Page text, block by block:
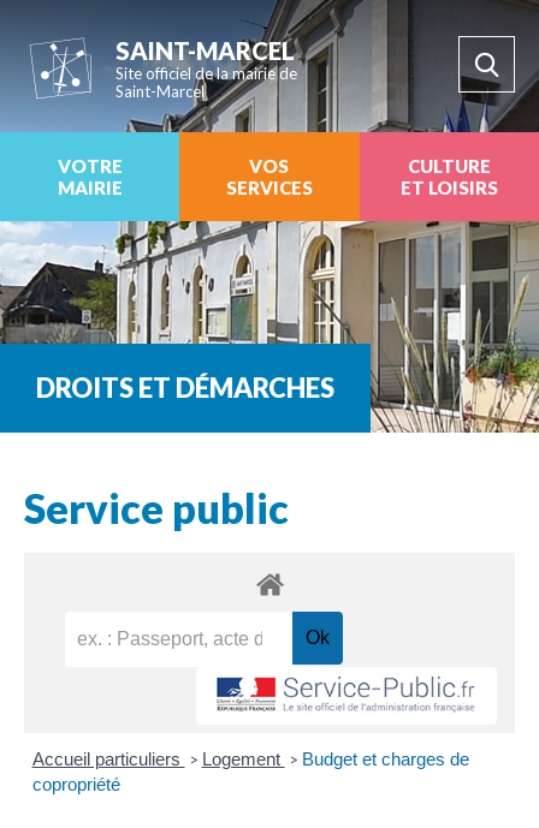
SAINT-MARCEL
Site officiel de la mairie de
Saint-Marcel
VOTRE
MAIRIE
VOS
SERVICES
CULTURE
ET LOISIRS
DROITS ET DÉMARCHES
Service public
Accueil particuliers > Logement > Budget et charges de
copropriété